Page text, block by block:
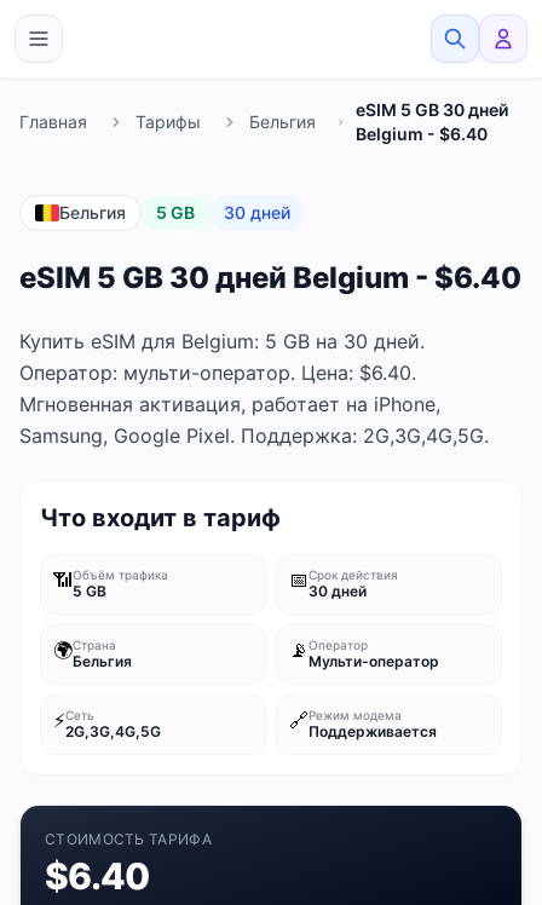
Главная Тарифы Бельгия
eSIM 5 GB 30 дней
Belgium - $6.40
Бельгия 5 GB 30 дней
eSIM 5 GB 30 дней Belgium - $6.40
Купить eSIM для Belgium: 5 GB на 30 дней.
Оператор: мульти-оператор. Цена: $6.40.
Мгновенная активация, работает на iPhone,
Samsung, Google Pixel. Поддержка: 2G,3G,4G,5G.
Что входит в тариф
📶Объём трафика
5 GB 📅Срок действия
30 дней
🌍Страна
Бельгия 📡 Оператор
Мульти-оператор
⚡Сеть
2G,3G,4G,5G 🔗Режим модема
Поддерживается
СТОИМОСТЬ ТАРИФА
$6.40